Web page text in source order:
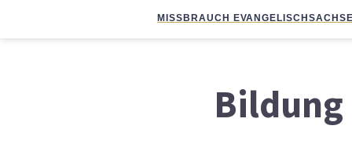
MISSBRAUCH EVANGELISCH
Bildung